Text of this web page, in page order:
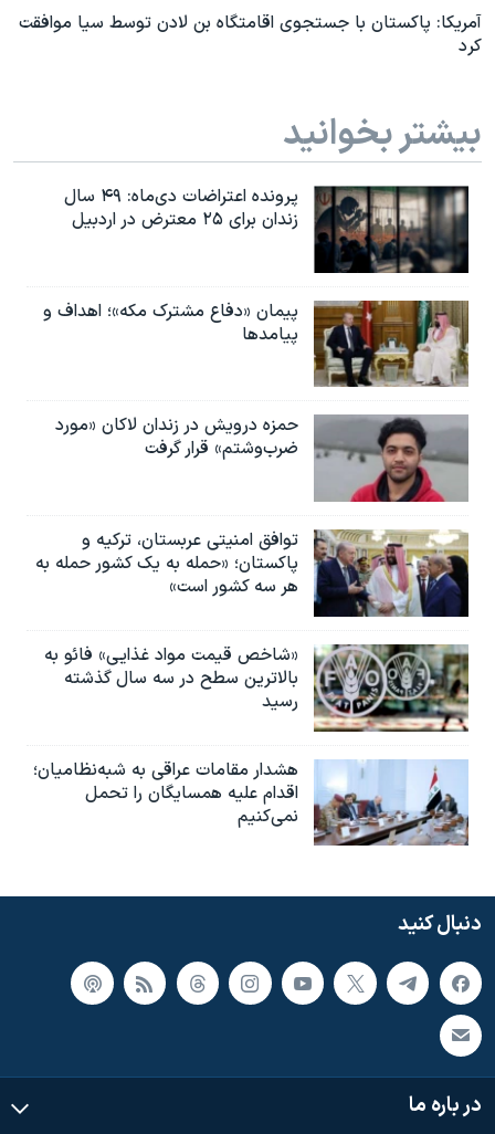
آمریکا: پاکستان با جستجوی اقامتگاه بن لادن توسط سیا موافقت
کرد
بیشتر بخوانید
پرونده اعتراضات دی‌ماه: ۴۹ سال
زندان برای ۲۵ معترض در اردبیل
پیمان «دفاع مشترک مکه»؛ اهداف و
پیامدها
حمزه درویش در زندان لاکان «مورد
ضرب‌وشتم» قرار گرفت
توافق امنیتی عربستان، ترکیه و
پاکستان؛ «حمله به یک کشور حمله به
هر سه کشور است»
«شاخص قیمت مواد غذایی» فائو به
بالاترین سطح در سه سال گذشته
رسید
هشدار مقامات عراقی به شبه‌نظامیان؛
اقدام علیه همسایگان را تحمل
نمی‌کنیم
دنبال کنید
در باره ما